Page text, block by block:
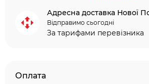
Адресна доставка Нової
Відправимо сьогодні
За тарифами перевізника
Оплата